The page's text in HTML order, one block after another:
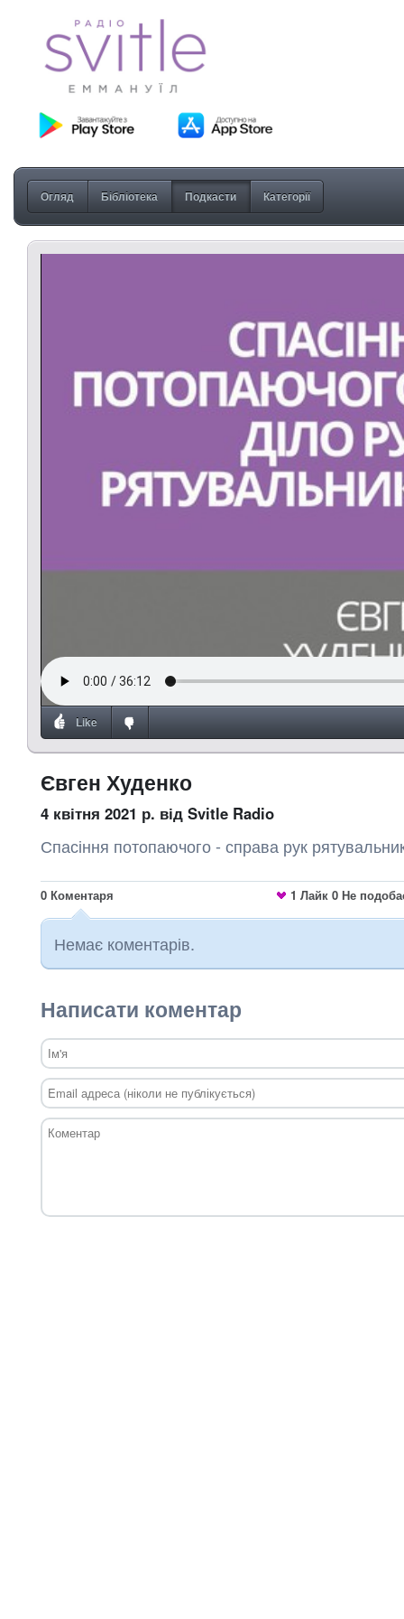
Огляд Бібліотека Подкасти Категорії
Like
Євген Худенко
4 квітня 2021 р. від Svitle Radio
Спасіння потопаючого - справа рук
1 Лайк 0 Не
0 Коментаря
Немає коментарів.
Написати коментар